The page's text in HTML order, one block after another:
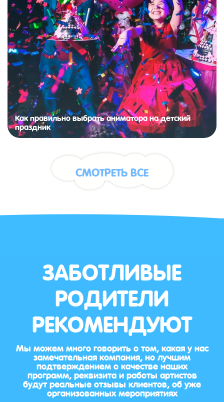
Как правильно выбрать аниматора на детский
праздник
СМОТРЕТЬ ВСЕ
ЗАБОТЛИВЫЕ
РОДИТЕЛИ
РЕКОМЕНДУЮТ
Мы можем много говорить о том, какая у нас
замечательная компания, но лучшим
подтверждением о качестве наших
программ, реквизита и работы артистов
будут реальные отзывы клиентов, об уже
организованных мероприятиях